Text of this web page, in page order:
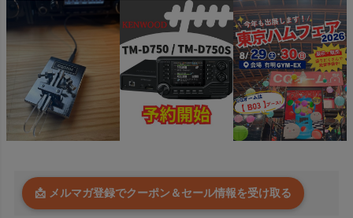
📩 メルマガ登録でクーポン＆セール情報を受け取る